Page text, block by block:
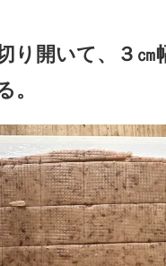
り開いて、３㎝
。